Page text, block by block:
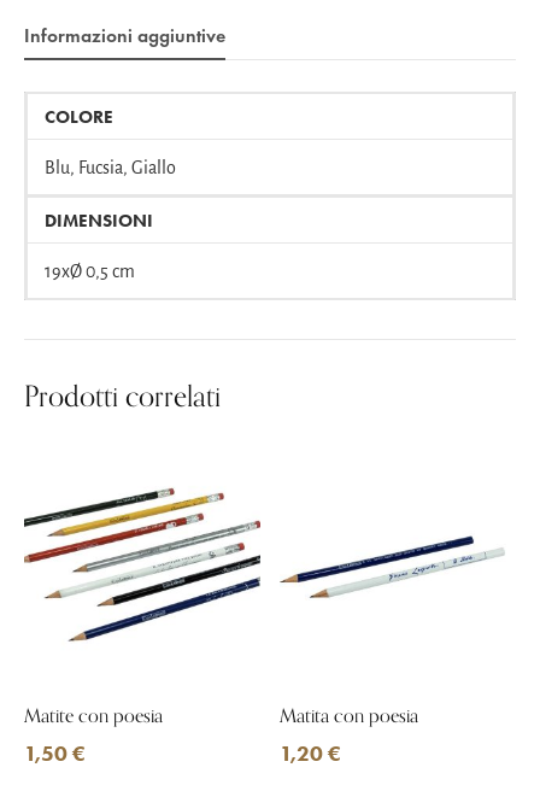
Informazioni aggiuntive
COLORE
Blu, Fucsia, Giallo
DIMENSIONI
19xØ 0,5 cm
Prodotti correlati
Matite con poesia
1,50€
Matita con poesia
1,20€